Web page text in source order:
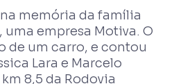
memória da família
empresa Motiva. O
de um carro, e contou
Lara e Marcelo
8,5 da Rodovia